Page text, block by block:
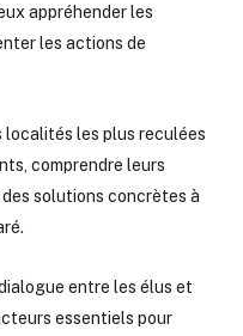
appréhender les
les actions de
localités les plus reculées
comprendre leurs
solutions concrètes à
entre les élus et
essentiels pour